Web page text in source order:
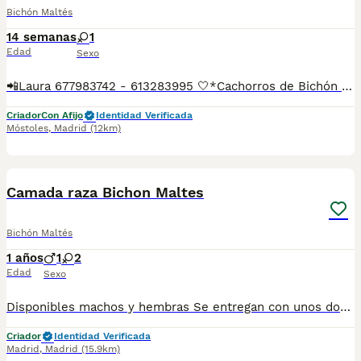
Bichón Maltés
14 semanas
Edad
1
Sexo
📲Laura 677983742 - 613283995 🤍*Cachorros de Bichón maltés toy hembras*🤍 ¿Buscas un nuevo compañero para tu hogar? ❤️ Tenemos preciosos cachorros listos para encontrar una familia responsable. ✅ Vacunados ✅ Desparasitados ✅ Cartilla sanitaria ✅ Garantías incluidas ✅ Máxima atención y cuidado Se hacen envíos a toda España: Andalucía: Almería, Cádiz, Córdoba, Granada, Huelva, Jaén, Málaga, Sevilla.Aragón: Huesca, Teruel, Zaragoza.Asturias: Oviedo.Baleares: Palma.Canarias: Las Palmas de Gran Canaria, Santa Cruz de Tenerife.Cantabria: Santander.Castilla-La Mancha: Albacete, Ciudad Real, Cuenca, Guadalajara, Toledo.Castilla y León: Ávila, Burgos, León, Palencia, Salamanca, Segovia, Soria, Valladolid, Zamora.Cataluña: Barcelona, Gerona (Girona), Lérida (Lleida), Tarragona.Comunidad Valenciana: Alicante, Castellón de la Plana, Valencia.Extremadura: Badajoz, Cáceres.Galicia: La Coruña (A Coruña), Lugo, Orense (Ourense), Pontevedra.La Rioja: Logroño.Madrid: Madrid.Murcia: Murcia.Navarra: Pamplona.País Vasco: Bilbao (Vizcaya), San Sebastián (Guipúzcoa), Vitoria (Álava). 🐾 Cachorros sanos, sociables y criados con mucho cariño. 📲 ¡Pregunta sin compromiso por disponibilidad, fotos y precios por mensaje privado!
CriadorCon Afijo
Identidad Verificada
Móstoles, Madrid (12km)
Camada raza Bichon Maltes
Bichón Maltés
1 años
Edad
1 2
Sexo
Disponibles machos y hembras Se entregan con unos dos meses y medio de edad y sus vacunas correspondientes, desparasitados, certificado de salud, garantías por escrito tanto por enfermedad vírica como congénito genética. Todos los cachorros son descendientes de las mejores líneas nacionales, criados por profesionales expertos. Se entregan en toda España con transporte propio de alta calidad preparado para animales, van en vehículo climatizado con chófer particular a cargo del comprador. Teléfono / Whats app: 641 92 23 90 Precio a partir de 1000€
Criador
Identidad Verificada
Madrid , Madrid (15.9km)